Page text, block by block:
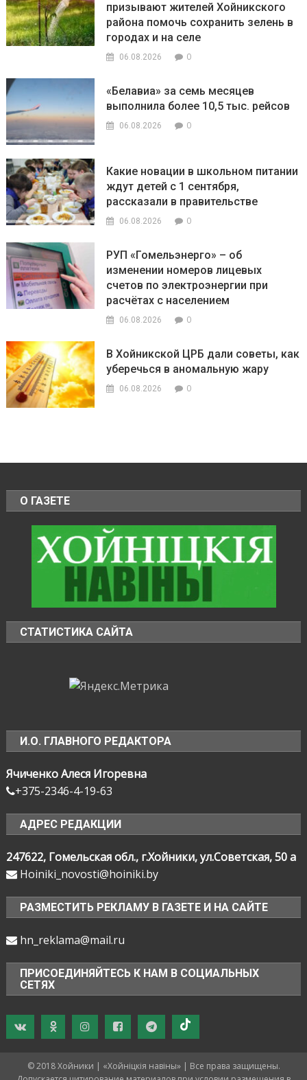
призывают жителей Хойникского
района помочь сохранить зелень в
городах и на селе
06.08.2026 0
«Белавиа» за семь месяцев
выполнила более 10,5 тыс. рейсов
06.08.2026 0
Какие новации в школьном питании
ждут детей с 1 сентября,
рассказали в правительстве
06.08.2026 0
РУП «Гомельэнерго» – об
изменении номеров лицевых
счетов по электроэнергии при
расчётах с населением
06.08.2026 0
В Хойникской ЦРБ дали советы, как
уберечься в аномальную жару
06.08.2026 0
О ГАЗЕТЕ
СТАТИСТИКА САЙТА
И.О. ГЛАВНОГО РЕДАКТОРА
Ячиченко Алеся Игоревна
+375-2346-4-19-63
АДРЕС РЕДАКЦИИ
247622, Гомельская обл., г.Хойники, ул.Советская, 50 а
Hoiniki_novosti@hoiniki.by
РАЗМЕСТИТЬ РЕКЛАМУ В ГАЗЕТЕ И НА САЙТЕ
hn_reklama@mail.ru
ПРИСОЕДИНЯЙТЕСЬ К НАМ В СОЦИАЛЬНЫХ
СЕТЯХ
© 2018 Хойники | «Хойнiцкiя навiны» | Все права защищены.